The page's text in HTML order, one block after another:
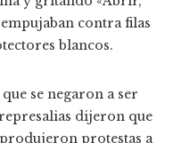
contra filas
blancos.
se negaron a ser
dijeron que
protestas a